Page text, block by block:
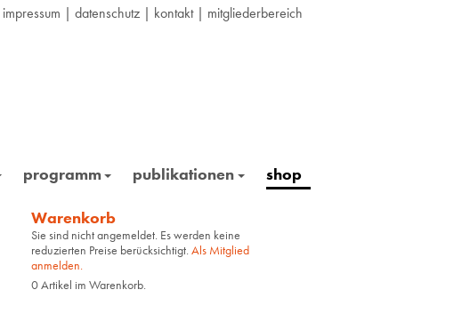
impressum | datenschutz | kontakt| mitgliederbereich
programm publikationen shop
Warenkorb
Sie sind nicht angemeldet. Es werden keine
reduzierten Preise berücksichtigt.Als Mitglied
anmelden.
0Artikel im Warenkorb.